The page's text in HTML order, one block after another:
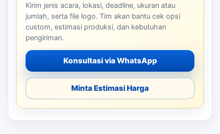
Kirim jenis acara, lokasi, deadline, ukuran atau
jumlah, serta file logo. Tim akan bantu cek opsi
custom, estimasi produksi, dan kebutuhan
pengiriman.
Konsultasi via WhatsApp
Minta Estimasi Harga